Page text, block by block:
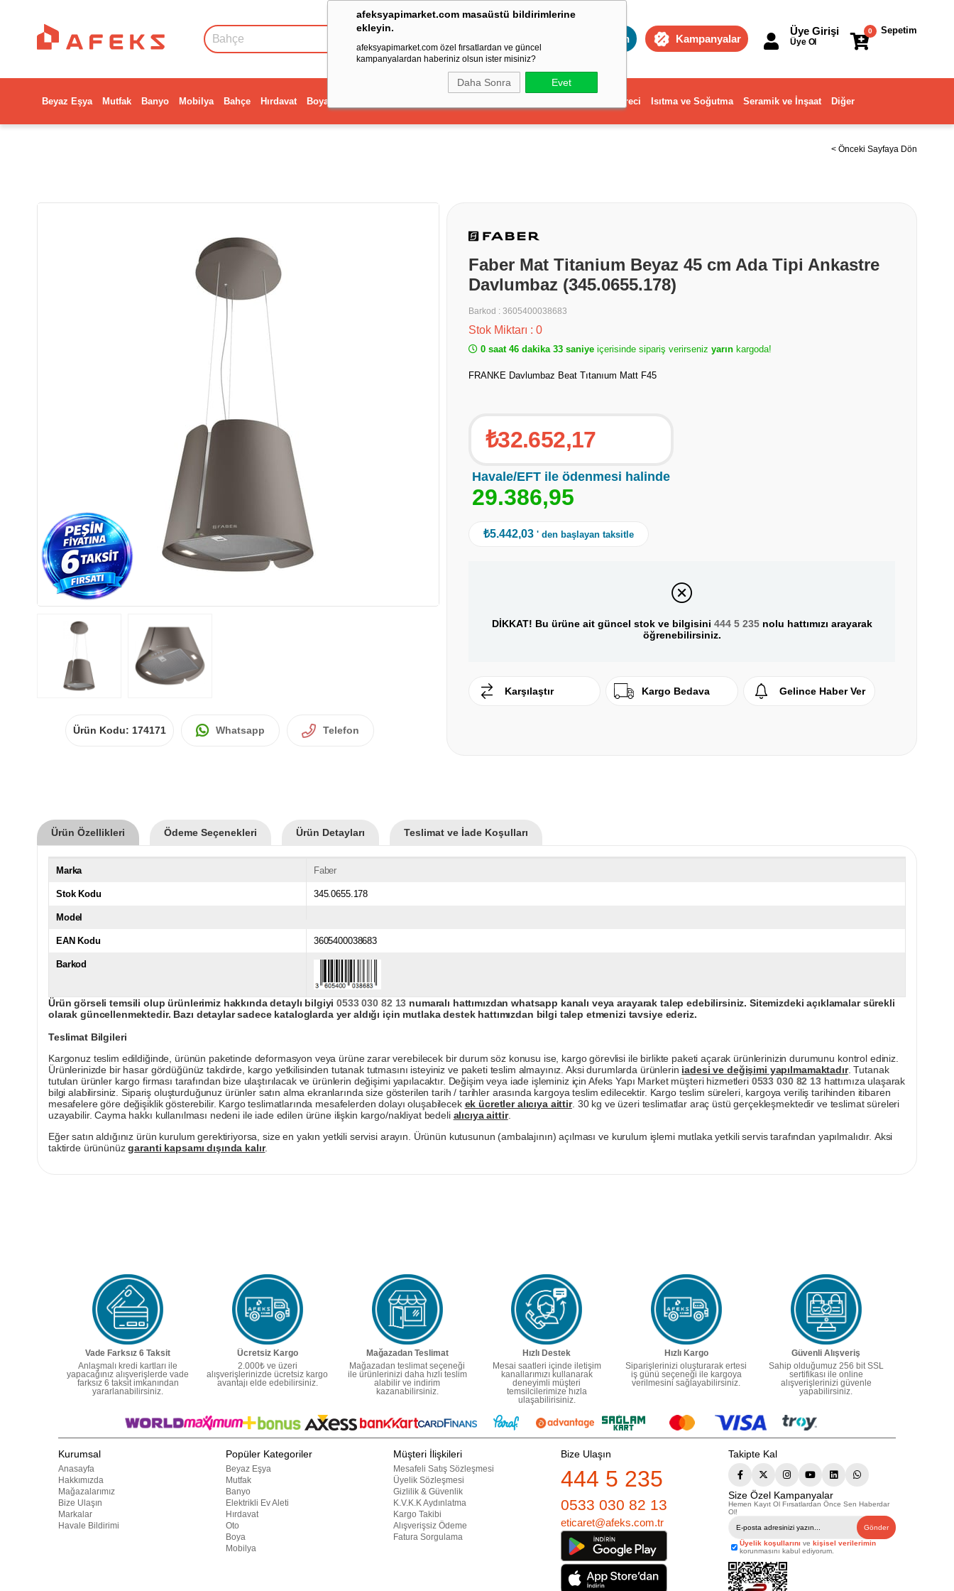
afeksyapimarket.com masaüstü bildirimlerine
ekleyin.
afeksyapimarket.com özel fırsatlardan ve güncel
kampanyalardan haberiniz olsun ister misiniz?
Daha Sonra Evet
Toptan Kampanyalar
Sepetim
0
Üye Girişi
Üye Ol
Beyaz Eşya Mutfak Banyo Mobilya Bahçe Hırdavat Boya Dekorasyon ve Ev Gereci Isıtma ve Soğutma Seramik ve İnşaat Diğer
< Önceki Sayfaya Dön
Ürün Kodu: 174171 Whatsapp Telefon
Faber Mat Titanium Beyaz 45 cm Ada Tipi Ankastre
Davlumbaz (345.0655.178)
Barkod : 3605400038683
Stok Miktarı : 0
0 saat 46 dakika 32 saniye içerisinde sipariş verirseniz yarın kargoda!
FRANKE Davlumbaz Beat Tıtanıum Matt F45
₺32.652,17
Havale/EFT ile ödenmesi halinde
29.386,95
₺5.442,03 ' den başlayan taksitle
DİKKAT! Bu ürüne ait güncel stok ve bilgisini 444 5 235nolu hattımızı arayarak
öğrenebilirsiniz.
Karşılaştır Kargo Bedava Gelince Haber Ver
Ürün Özellikleri Ödeme Seçenekleri Ürün Detayları Teslimat ve İade Koşulları
Marka Faber
Stok Kodu 345.0655.178
Model
EAN Kodu 3605400038683
Barkod
Ürün görseli temsili olup ürünlerimiz hakkında detaylı bilgiyi0533 030 82 13 numaralı hattımızdan whatsapp kanalı veya arayarak talep edebilirsiniz. Sitemizdeki açıklamalar sürekli
olarak güncellenmektedir. Bazı detaylar sadece kataloglarda yer aldığı için mutlaka destek hattımızdan bilgi talep etmenizi tavsiye ederiz.
Teslimat Bilgileri
Kargonuz teslim edildiğinde, ürünün paketinde deformasyon veya ürüne zarar verebilecek bir durum söz konusu ise, kargo görevlisi ile birlikte paketi açarak ürünlerinizin durumunu kontrol ediniz.
Ürünlerinizde bir hasar gördüğünüz takdirde, kargo yetkilisinden tutanak tutmasını isteyiniz ve paketi teslim almayınız. Aksi durumlarda ürünlerin iadesi ve değişimi yapılmamaktadır. Tutanak
tutulan ürünler kargo firması tarafından bize ulaştırılacak ve ürünlerin değişimi yapılacaktır. Değişim veya iade işleminiz için Afeks Yapı Market müşteri hizmetleri 0533 030 82 13hattımıza ulaşarak
bilgi alabilirsiniz. Sipariş oluşturduğunuz ürünler satın alma ekranlarında size gösterilen tarih / tarihler arasında kargoya teslim edilecektir. Kargo teslim süreleri, kargoya veriliş tarihinden itibaren
mesafelere göre değişiklik gösterebilir. Kargo teslimatlarında mesafelerden dolayı oluşabilecek ek ücretler alıcıya aittir. 30 kg ve üzeri teslimatlar araç üstü gerçekleşmektedir ve teslimat süreleri
uzayabilir. Cayma hakkı kullanılması nedeni ile iade edilen ürüne ilişkin kargo/nakliyat bedeli alıcıya aittir.
Eğer satın aldığınız ürün kurulum gerektiriyorsa, size en yakın yetkili servisi arayın. Ürünün kutusunun (ambalajının) açılması ve kurulum işlemi mutlaka yetkili servis tarafından yapılmalıdır. Aksi
taktirde ürününüzgaranti kapsamı dışında kalır.
Vade Farksız 6 Taksit
Anlaşmalı kredi kartları ile
yapacağınız alışverişlerde vade
farksız 6 taksit imkanından
yararlanabilirsiniz.
Ücretsiz Kargo
2.000₺ ve üzeri
alışverişlerinizde ücretsiz kargo
avantajı elde edebilirsiniz.
Mağazadan Teslimat
Mağazadan teslimat seçeneği
ile ürünlerinizi daha hızlı teslim
alabilir ve indirim
kazanabilirsiniz.
Hızlı Destek
Mesai saatleri içinde iletişim
kanallarımızı kullanarak
deneyimli müşteri
temsilcilerimize hızla
ulaşabilirisiniz.
Hızlı Kargo
Siparişlerinizi oluşturarak ertesi
iş günü seçeneği ile kargoya
verilmesini sağlayabilirsiniz.
Güvenli Alışveriş
Sahip olduğumuz 256 bit SSL
sertifikası ile online
alışverişlerinizi güvenle
yapabilirsiniz.
Kurumsal
Anasayfa
Hakkımızda
Mağazalarımız
Bize Ulaşın
Markalar
Havale Bildirimi
Popüler Kategoriler
Beyaz Eşya
Mutfak
Banyo
Elektrikli Ev Aleti
Hırdavat
Oto
Boya
Mobilya
Müşteri İlişkileri
Mesafeli Satış Sözleşmesi
Üyelik Sözleşmesi
Gizlilik & Güvenlik
K.V.K.K Aydınlatma
Kargo Takibi
Alışverişsiz Ödeme
Fatura Sorgulama
Bize Ulaşın
444 5 235
0533 030 82 13
eticaret@afeks.com.tr
Takipte Kal
Size Özel Kampanyalar
Hemen Kayıt Ol Fırsatlardan Önce Sen Haberdar
Ol!
Gönder
Üyelik koşullarını ve kişisel verilerimin
korunmasını kabul ediyorum.